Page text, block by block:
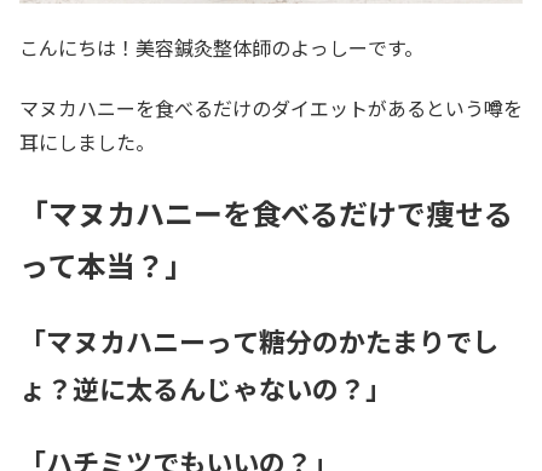
こんにちは！美容鍼灸整体師のよっしーです。
マヌカハニーを食べるだけのダイエットがあるという噂を
耳にしました。
「マヌカハニーを食べるだけで痩せる
って本当？」
「マヌカハニーって糖分のかたまりでし
ょ？逆に太るんじゃないの？」
「ハチミツでもいいの？」